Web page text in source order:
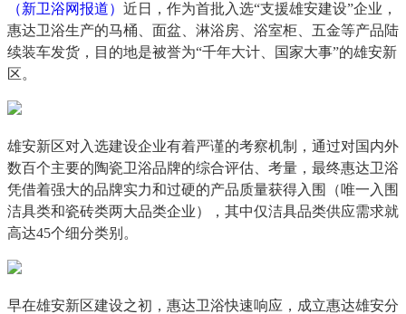
（新卫浴网报道） 近日，作为首批入选“支援雄安建设”企业，
惠达卫浴生产的马桶、面盆、淋浴房、浴室柜、五金等产品陆
续装车发货，目的地是被誉为“千年大计、国家大事”的雄安新
区。
雄安新区对入选建设企业有着严谨的考察机制，通过对国内外
数百个主要的陶瓷卫浴品牌的综合评估、考量，最终惠达卫浴
凭借着强大的品牌实力和过硬的产品质量获得入围（唯一入围
洁具类和瓷砖类两大品类企业），其中仅洁具品类供应需求就
高达45个细分类别。
早在雄安新区建设之初，惠达卫浴快速响应，成立惠达雄安分